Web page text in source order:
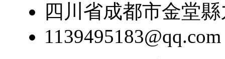
四川省成都市金堂
1139495183@qq.com